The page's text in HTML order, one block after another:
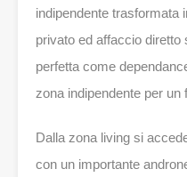
indipendente trasformata
privato ed affaccio diretto
perfetta come
zona indipendente per un
Dalla zona living si
con un importante